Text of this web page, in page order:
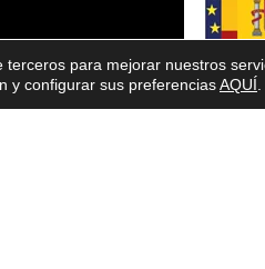
terceros para mejorar nuestros
y configurar sus preferenciasAQUÍ